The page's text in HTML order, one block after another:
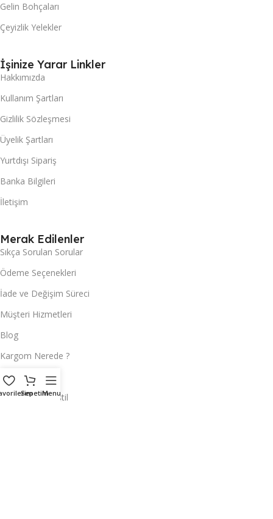
Gelin Bohçaları
Çeyizlik Yelekler
İşinize Yarar Linkler
Hakkımızda
Kullanım Şartları
Gizlilik Sözleşmesi
Üyelik Şartları
Yurtdışı Sipariş
Banka Bilgileri
İletişim
Merak Edilenler
Sıkça Sorulan Sorular
Ödeme Seçenekleri
İade ve Değişim Süreci
Müşteri Hizmetleri
Blog
Kargom Nerede ?
toptan çeyiz
Toptan Ev Tekstil
SepetimMenu